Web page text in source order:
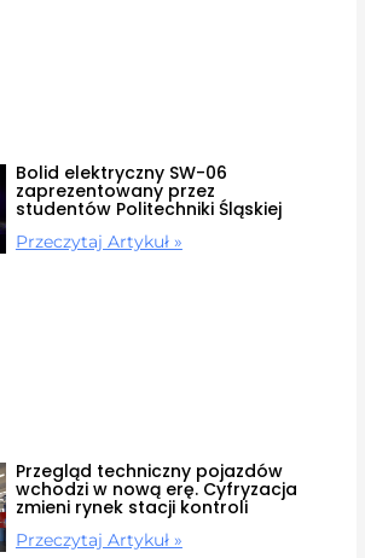
Bolid elektryczny SW-06
zaprezentowany przez
studentów Politechniki Śląskiej
Przeczytaj Artykuł »
Przegląd techniczny pojazdów
wchodzi w nową erę. Cyfryzacja
zmieni rynek stacji kontroli
Przeczytaj Artykuł »